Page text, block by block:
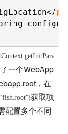
一个WebApp
，在
获取项
配置多个不同